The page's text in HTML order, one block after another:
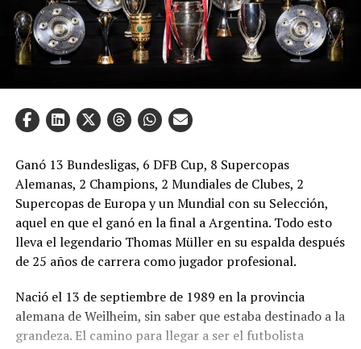
Ganó 13 Bundesligas, 6 DFB Cup, 8 Supercopas
Alemanas, 2 Champions, 2 Mundiales de Clubes, 2
Supercopas de Europa y un Mundial con su Selección,
aquel en que el ganó en la final a Argentina. Todo esto
lleva el legendario Thomas Müller en su espalda después
de 25 años de carrera como jugador profesional.
Nació el 13 de septiembre de 1989 en la provincia
alemana de Weilheim, sin saber que estaba destinado a la
grandeza. El camino para llegar a ser el futbolista